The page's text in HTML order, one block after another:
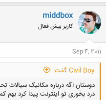
middbox
کاربر بیش فعال
Sep 4, 2011
Civil Boy گفت:
دوستان اگه درباره مکانیک سیالات
درد بخوری تو اینترنت پیدا کرد بهم